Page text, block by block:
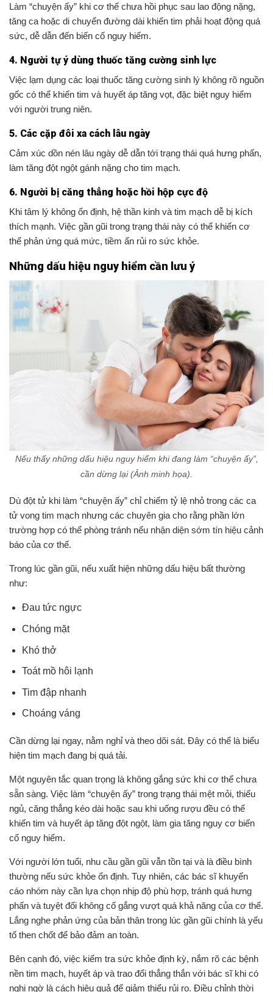
Làm “chuyện ấy” khi cơ thể chưa hồi phục sau lao động nặng,
tăng ca hoặc di chuyển đường dài khiến tim phải hoạt động quá
sức, dễ dẫn đến biến cố nguy hiểm.
4. Người tự ý dùng thuốc tăng cường sinh lực
Việc lạm dụng các loại thuốc tăng cường sinh lý không rõ nguồn
gốc có thể khiến tim và huyết áp tăng vọt, đặc biệt nguy hiểm
với người trung niên.
5. Các cặp đôi xa cách lâu ngày
Cảm xúc dồn nén lâu ngày dễ dẫn tới trạng thái quá hưng phấn,
làm tăng đột ngột gánh nặng cho tim mạch.
6. Người bị căng thẳng hoặc hồi hộp cực độ
Khi tâm lý không ổn định, hệ thần kinh và tim mạch dễ bị kích
thích mạnh. Việc gần gũi trong trạng thái này có thể khiến cơ
thể phản ứng quá mức, tiềm ẩn rủi ro sức khỏe.
Những dấu hiệu nguy hiểm cần lưu ý
Nếu thấy những dấu hiệu nguy hiểm khi đang làm “chuyện ấy”,
cần dừng lại (Ảnh minh họa).
Dù đột tử khi làm “chuyện ấy” chỉ chiếm tỷ lệ nhỏ trong các ca
tử vong tim mạch nhưng các chuyên gia cho rằng phần lớn
trường hợp có thể phòng tránh nếu nhận diện sớm tín hiệu cảnh
báo của cơ thể.
Trong lúc gần gũi, nếu xuất hiện những dấu hiệu bất thường
như:
Đau tức ngực
Chóng mặt
Khó thở
Toát mồ hôi lạnh
Tim đập nhanh
Choáng váng
Cần dừng lại ngay, nằm nghỉ và theo dõi sát. Đây có thể là biểu
hiện tim mạch đang bị quá tải.
Một nguyên tắc quan trọng là không gắng sức khi cơ thể chưa
sẵn sàng. Việc làm “chuyện ấy” trong trạng thái mệt mỏi, thiếu
ngủ, căng thẳng kéo dài hoặc sau khi uống rượu đều có thể
khiến tim và huyết áp tăng đột ngột, làm gia tăng nguy cơ biến
cố nguy hiểm.
Với người lớn tuổi, nhu cầu gần gũi vẫn tồn tại và là điều bình
thường nếu sức khỏe ổn định. Tuy nhiên, các bác sĩ khuyến
cáo nhóm này cần lựa chọn nhịp độ phù hợp, tránh quá hưng
phấn và tuyệt đối không cố gắng vượt quá khả năng của cơ thể.
Lắng nghe phản ứng của bản thân trong lúc gần gũi chính là yếu
tố then chốt để bảo đảm an toàn.
Bên cạnh đó, việc kiểm tra sức khỏe định kỳ, nắm rõ các bệnh
nền tim mạch, huyết áp và trao đổi thẳng thắn với bác sĩ khi có
nghi ngờ là cách hiệu quả để giảm thiểu rủi ro. Điều chỉnh thời